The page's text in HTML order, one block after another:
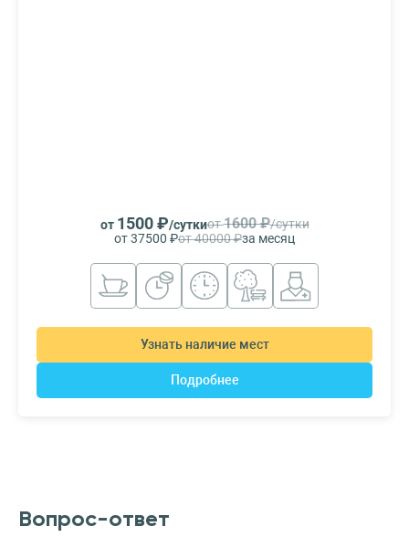
от 1500 ₽/суткиот1600 ₽/сутки
от 37500 ₽от 40000 ₽за месяц
Узнать наличие мест
Подробнее
Вопрос-ответ